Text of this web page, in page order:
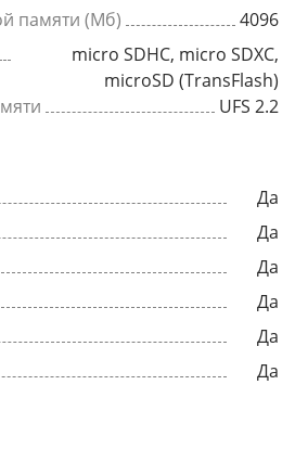
памяти (Мб)
4096
micro SDHC, micro SDXC,
microSD (TransFlash)
UFS 2.2
Да
Да
Да
Да
Да
Да